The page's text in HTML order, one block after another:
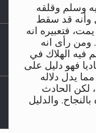
وسلم وقلقه
وأنه قد سقط
فتعبيره انه
ومن رأى انه
فيه الهلاك في
فهو دليل على
يدل دلاله
لكن الحادث
والدليل